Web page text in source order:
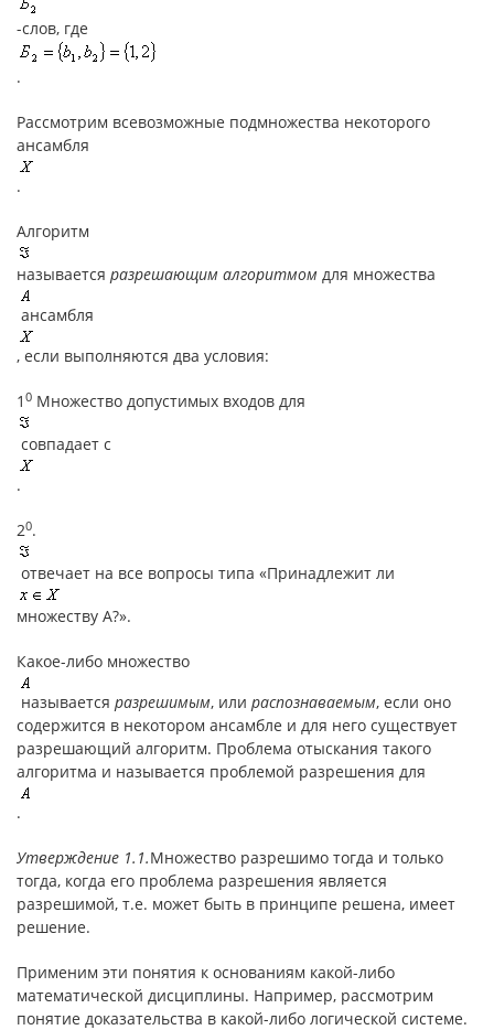
-слов, где
.
Рассмотрим всевозможные подмножества некоторого
ансамбля
.
Алгоритм
называется разрешающим алгоритмом для множества
ансамбля
, если выполняются два условия:
1 0 Множество допустимых входов для
совпадает с
.
20.
отвечает на все вопросы типа «Принадлежит ли
множеству А?».
Какое-либо множество
называется разрешимым, или распознаваемым, если оно
содержится в некотором ансамбле и для него существует
разрешающий алгоритм. Проблема отыскания такого
алгоритма и называется проблемой разрешения для
.
Утверждение 1.1.Множество разрешимо тогда и только
тогда, когда его проблема разрешения является
разрешимой, т.е. может быть в принципе решена, имеет
решение.
Применим эти понятия к основаниям какой-либо
математической дисциплины. Например, рассмотрим
понятие доказательства в какой-либо логической системе.